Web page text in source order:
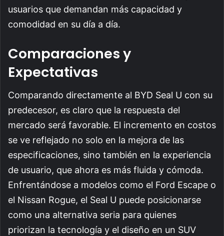
usuarios que demandan más capacidad y
comodidad en su día a día.
Comparaciones y
Expectativas
Comparando directamente al BYD Seal U con su
predecesor, es claro que la respuesta del
mercado será favorable. El incremento en costos
se ve reflejado no solo en la mejora de las
especificaciones, sino también en la experiencia
de usuario, que ahora es más fluida y cómoda.
Enfrentándose a modelos como el Ford Escape o
el Nissan Rogue, el Seal U puede posicionarse
como una alternativa seria para quienes
priorizan la tecnología y el diseño en un SUV